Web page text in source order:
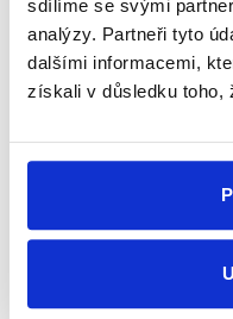
sdílíme se svými
analýzy. Partneři tyto
dalšími informacemi,
získali v důsledku toho,
výjimce z Listiny
kterou se měl
Evropského
Zůstaňme v
Přihlaste se k